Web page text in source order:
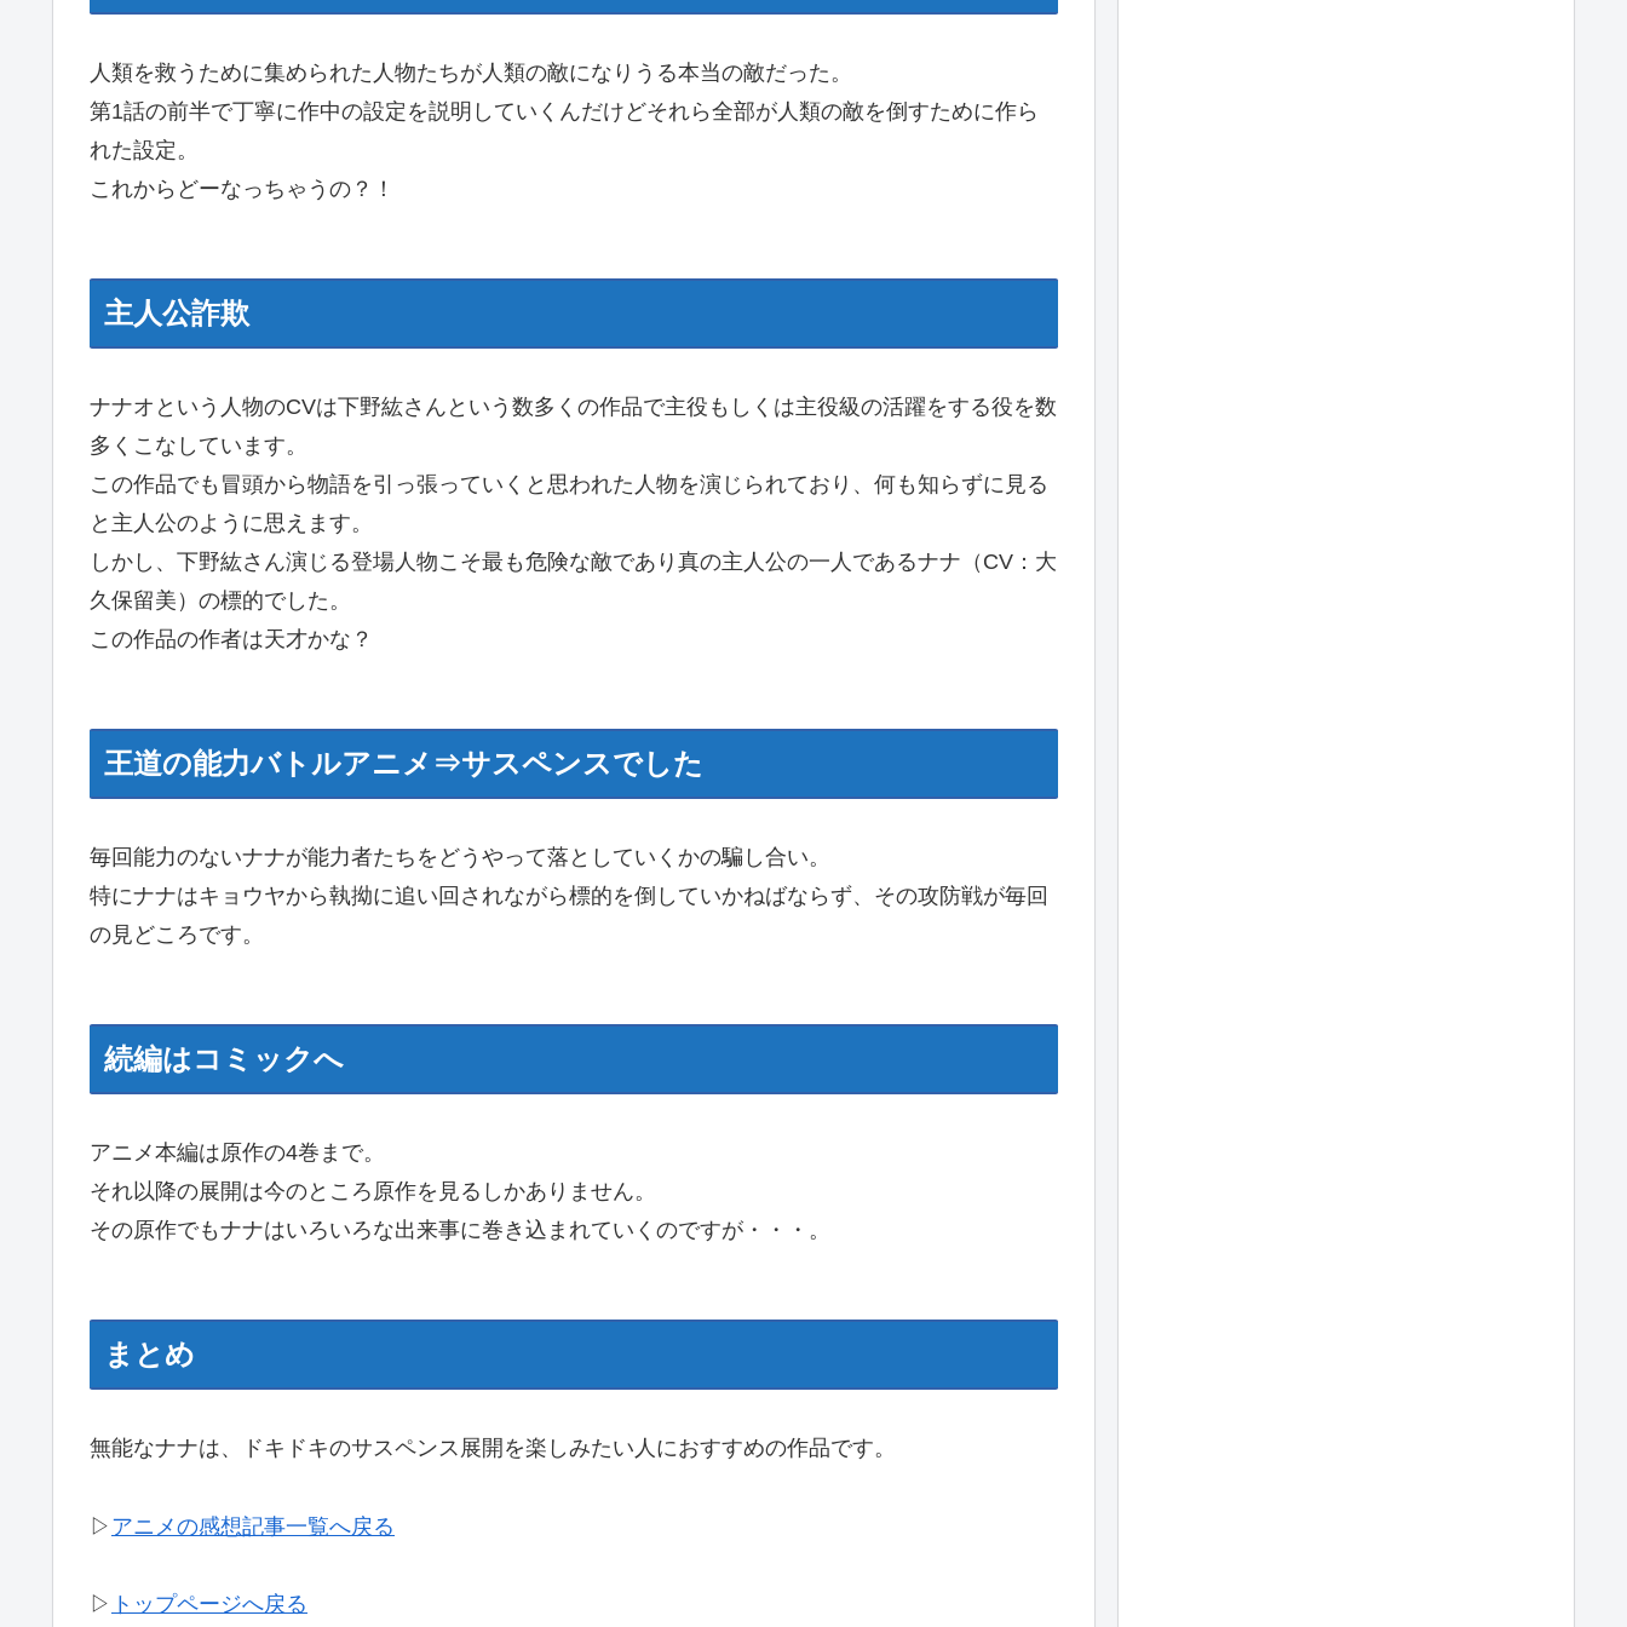
人類を救うために集められた人物たちが人類の敵になりうる本当の敵だった。
第1話の前半で丁寧に作中の設定を説明していくんだけどそれら全部が人類の敵を倒すために作ら
れた設定。
これからどーなっちゃうの？！
主人公詐欺
ナナオという人物のCVは下野紘さんという数多くの作品で主役もしくは主役級の活躍をする役を数
多くこなしています。
この作品でも冒頭から物語を引っ張っていくと思われた人物を演じられており、何も知らずに見る
と主人公のように思えます。
しかし、下野紘さん演じる登場人物こそ最も危険な敵であり真の主人公の一人であるナナ（CV：大
久保留美）の標的でした。
この作品の作者は天才かな？
王道の能力バトルアニメ⇒サスペンスでした
毎回能力のないナナが能力者たちをどうやって落としていくかの騙し合い。
特にナナはキョウヤから執拗に追い回されながら標的を倒していかねばならず、その攻防戦が毎回
の見どころです。
続編はコミックへ
アニメ本編は原作の4巻まで。
それ以降の展開は今のところ原作を見るしかありません。
その原作でもナナはいろいろな出来事に巻き込まれていくのですが・・・。
まとめ
無能なナナは、ドキドキのサスペンス展開を楽しみたい人におすすめの作品です。
▷ アニメの感想記事一覧へ戻る
▷ トップページへ戻る